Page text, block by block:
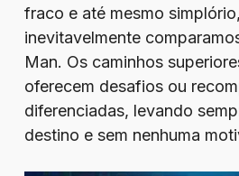
fraco e até mesmo
inevitavelmente
Man. Os caminhos
oferecem desafios ou
diferenciadas, levando
destino e sem nenhuma